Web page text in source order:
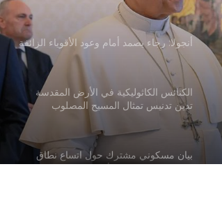
أنجولا: رجاء يصمد أمام وعود الأقوياء الزائفة
الكنائس الكاثوليكية في الأرض المقدسة
تدين تدنيس تمثال المسيح المصلوب
بيان مسكوني مشترك حول اتساع نطاق
الصراع في الشرق الأوسط